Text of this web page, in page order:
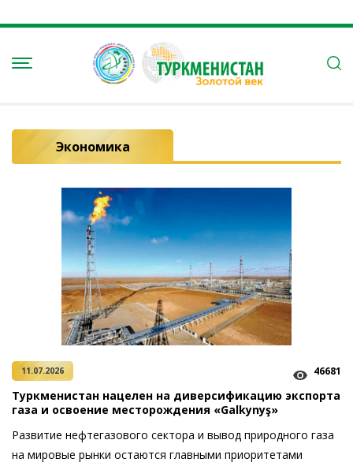
Экономика
11.07.2026 46681
Туркменистан нацелен на диверсификацию экспорта
газа и освоение месторождения «Galkynyş»
Развитие нефтегазового сектора и вывод природного газа
на мировые рынки остаются главными приоритетами